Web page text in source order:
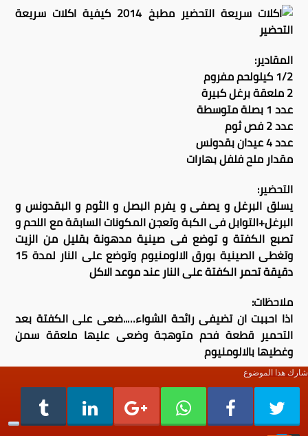
المقادير:
1/2 كيلولحم مفروم
2 ملعقة برغل كبيرة
عدد 1 بصلة متوسطة
عدد 2 فص ثوم
عدد 4 عيدان بقدونس
مقدار ملح فلفل بهارات
التحضير:
يسلق البرغل و يصفى و يفرم البصل و الثوم و البقدونس و
البرغل+التوابل فى الكبة وتعجن المكونات السابقة مع اللحم و
تصبع الكفتة و توضع فى صينية مدهونة بقليل من الزيت
وتغطى الصينية بورق الالومنيوم وتوضع على النار لمدة 15
دقيقة تحمر الكفتة على النار عند موعد الاكل
ملاحظات:
اذا احببت ان تضيفى رائحة الشواء…..ضعى على الكفتة بعد
التحمير قطعة فحم متوهجة وضعى عليها ملعقة سمن
وغطيها بالالومنيوم
شارك هذا الموضوع